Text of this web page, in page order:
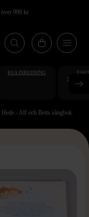
990 kr
REA INREDNING
- Alf och Betts sångbok